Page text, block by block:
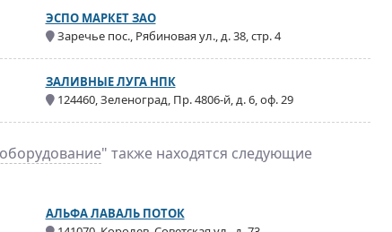
ЭСПО МАРКЕТ ЗАО
Заречье пос., Рябиновая ул., д. 38, стр. 4
ЗАЛИВНЫЕ ЛУГА НПК
124460, Зеленоград, Пр. 4806-й, д. 6, оф. 29
" также находятся следующие
АЛЬФА ЛАВАЛЬ ПОТОК